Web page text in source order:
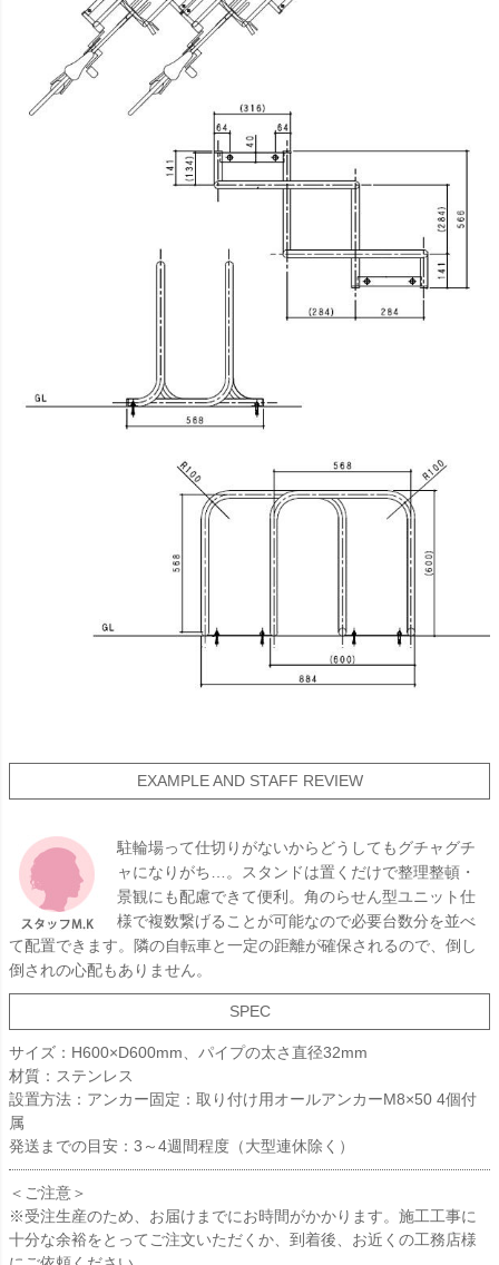
EXAMPLE AND STAFF REVIEW
駐輪場って仕切りがないからどうしてもグチャグチ
ャになりがち…。スタンドは置くだけで整理整頓・
景観にも配慮できて便利。角のらせん型ユニット仕
様で複数繋げることが可能なので必要台数分を並べ
て配置できます。隣の自転車と一定の距離が確保されるので、倒し
倒されの心配もありません。
SPEC
サイズ：H600×D600mm、パイプの太さ直径32mm
材質：ステンレス
設置方法：アンカー固定：取り付け用オールアンカーM8×50 4個付
属
発送までの目安：3～4週間程度（大型連休除く）
＜ご注意＞
※受注生産のため、お届けまでにお時間がかかります。施工工事に
十分な余裕をとってご注文いただくか、到着後、お近くの工務店様